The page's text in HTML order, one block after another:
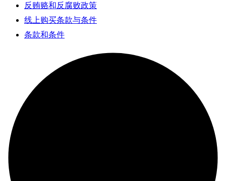
反贿赂和反腐败政策
线上购买条款与条件
条款和条件